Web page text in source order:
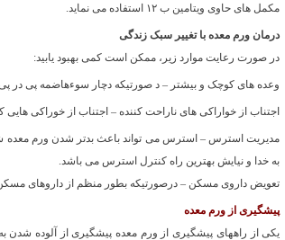
مکمل های حاوی ویتامین ب ۱۲ استفاده می نماید.
درمان ورم معده با تغییر سبک زندگی
در صورت رعایت موارد زیر، ممکن است کمی بهبود یابید:
وعده های کوچک و بیشتر – د صورتیکه دچار سوءهاضمه پی در پی
اجتناب از خواراکی های ناراحت کننده – اجتناب از خوراکی
مدیریت استرس – استرس می تواند باعث بدتر شدن ورم معده
به خدا و نیایش بهترین راه کنترل استرس می باشد.
تعویض داروی مسکن – درصورتیکه بطور منظم از داروهای مسکن
پیشگیری از ورم معده
یکی از راههای پیشگیری از ورم معده پیشگیری از آلوده شدن